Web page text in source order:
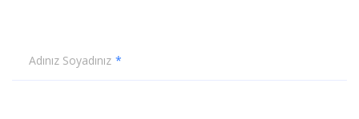
Adınız Soyadınız